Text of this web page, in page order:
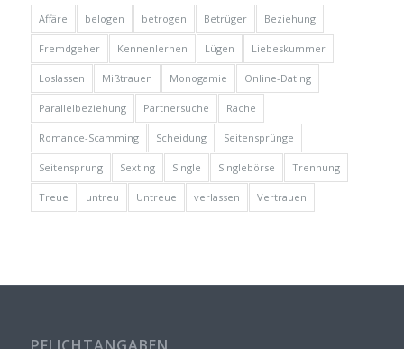
Affäre belogen betrogen Betrüger Beziehung
Fremdgeher Kennenlernen Lügen Liebeskummer
Loslassen Mißtrauen Monogamie Online-Dating
Parallelbeziehung Partnersuche Rache
Romance-Scamming Scheidung Seitensprünge
Seitensprung Sexting Single Singlebörse Trennung
Treue untreu Untreue verlassen Vertrauen